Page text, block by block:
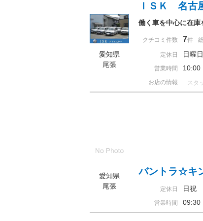
愛知県
尾張
ＩＳＫ 名古
働く車を中心に在庫
クチコミ件数 7件
定休日 日曜
営業時間
お店の情報 スタ
愛知県
尾張
バントラ☆キ
定休日 日祝
営業時間